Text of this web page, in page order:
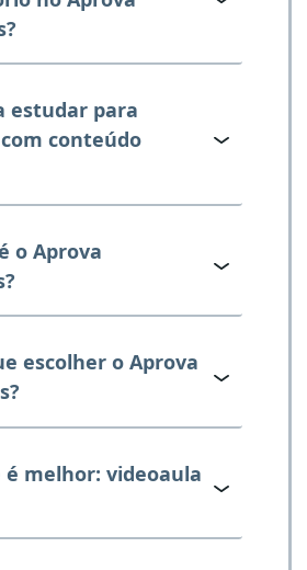
estudar para
conteúdo
o Aprova
escolher o Aprova
é melhor: videoaula